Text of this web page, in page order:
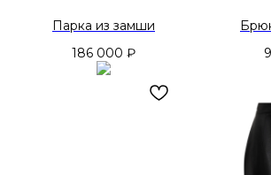
Парка из замши
186 000 ₽